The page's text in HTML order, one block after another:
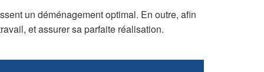
un déménagement optimal. En outre, afin
et assurer sa parfaite réalisation.